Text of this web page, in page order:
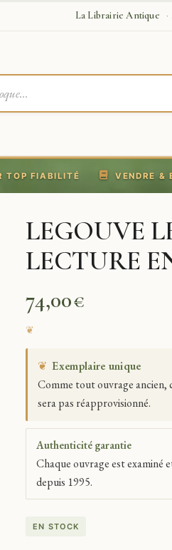
La Librairie Antique
TOP FIABILITÉ VENDRE &
LEGOUVE
LECTURE
74,00€
❦ Exemplaire unique
Comme tout ouvrage ancien,
sera pas réapprovisionné.
Authenticité garantie
Chaque ouvrage est examiné
depuis 1995.
EN STOCK